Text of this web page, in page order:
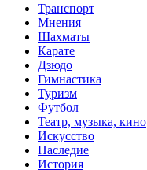
Транспорт
Мнения
Шахматы
Карате
Дзюдо
Гимнастика
Туризм
Футбол
Театр, музыка, кино
Искусство
Наследие
История